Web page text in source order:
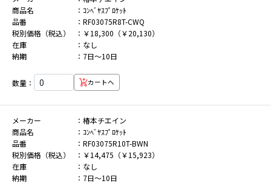
商品名
ｺﾝﾍﾞﾔｽﾌﾟﾛｹｯﾄ
品番
RF03075R8T-CWQ
税別価格（税込）
￥18,300（￥20,130）
在庫
なし
納期
7日～10日
数量： カートへ
メーカー
椿本チエイン
商品名
ｺﾝﾍﾞﾔｽﾌﾟﾛｹｯﾄ
品番
RF03075R10T-BWN
税別価格（税込）
￥14,475（￥15,923）
在庫
なし
納期
7日～10日